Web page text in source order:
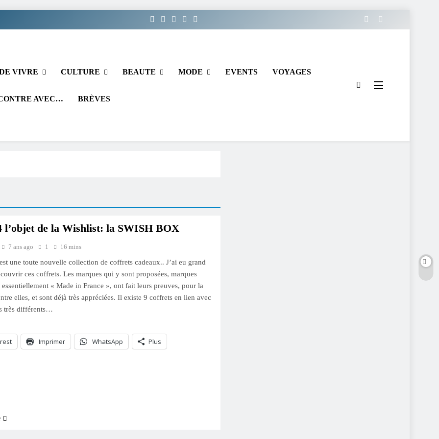
VIVRE CULTURE BEAUTE MODE EVENTS VOYAGES
AVEC… BRÈVES
l’objet de la Wishlist: la SWISH BOX
7 ans ago 1 16 mins
une toute nouvelle collection de coffrets cadeaux.. J’ai eu grand
ces coffrets. Les marques qui y sont proposées, marques
essentiellement « Made in France », ont fait leurs preuves, pour la
elles, et sont déjà très appréciées. Il existe 9 coffrets en lien avec
très différents…
Imprimer WhatsApp Plus